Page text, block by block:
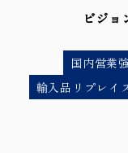
ビジョ
国内営業
輸入品リプレイ